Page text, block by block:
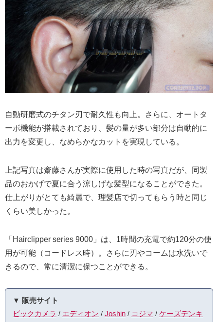
自動研磨式のチタン刃で耐久性も向上。さらに、オートタ
ーボ機能が搭載されており、髪の量が多い部分は自動的に
出力を変更し、なめらかなカットを実現している。
上記写真は齋藤さんが実際に使用した時の写真だが、同製
品のおかげで夏に合う涼しげな髪型になることができた。
仕上がりがとても綺麗で、理髪店で切ってもらう時と同じ
くらい美しかった。
「Hairclipper series 9000」は、1時間の充電で約120分の使
用が可能（コードレス時）。さらに刃やコームは水洗いで
きるので、常に清潔に保つことができる。
▼ 販売サイト
ビックカメラ / エディオン / Joshin / コジマ / ケーズデンキ